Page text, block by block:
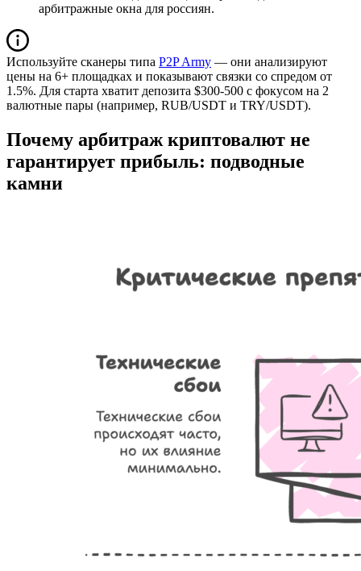
арбитражные окна для россиян.
Используйте сканеры типа P2P Army — они анализируют
цены на 6+ площадках и показывают связки со спредом от
1.5%. Для старта хватит депозита $300-500 с фокусом на 2
валютные пары (например, RUB/USDT и TRY/USDT).
Почему арбитраж криптовалют не
гарантирует прибыль: подводные
камни